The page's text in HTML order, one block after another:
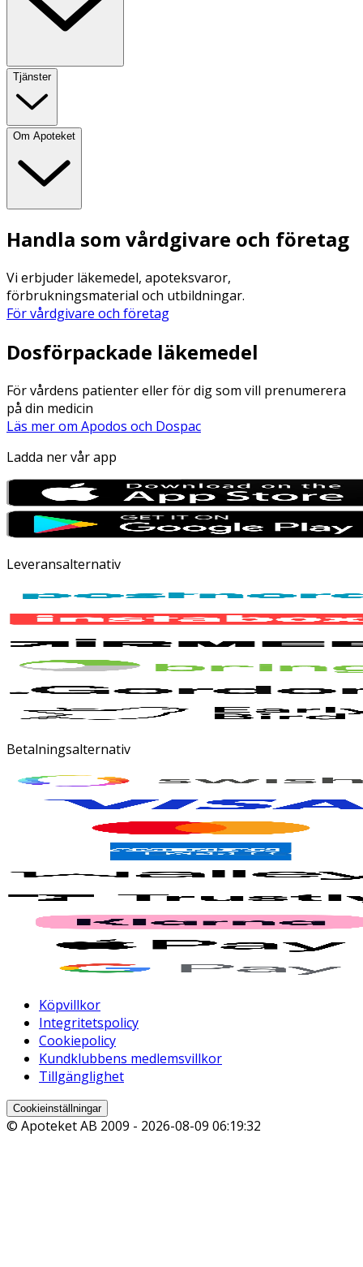
Tjänster
Om Apoteket
Handla som vårdgivare och företag
Vi erbjuder läkemedel, apoteksvaror,
förbrukningsmaterial och utbildningar.
För vårdgivare och företag
Dosförpackade läkemedel
För vårdens patienter eller för dig som vill prenumerera
på din medicin
Läs mer om Apodos och Dospac
Ladda ner vår app
Leveransalternativ
Betalningsalternativ
Köpvillkor
Integritetspolicy
Cookiepolicy
Kundklubbens medlemsvillkor
Tillgänglighet
Cookieinställningar
© Apoteket AB 2009 - 2026-08-09 06:19:32